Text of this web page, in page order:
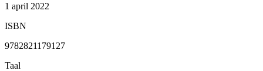
1 april 2022
ISBN
9782821179127
Taal